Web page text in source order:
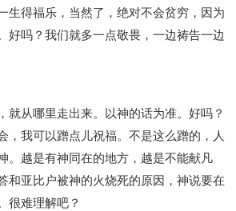
启示
研习会02 - 教会的牧养
会
研习会03 - 成为门徒特会
生得福乐，当然了，绝对不会贫穷，因为
好吗？我们就多一点敬畏，一边祷告一边
就从哪里走出来。以神的话为准。好吗？
，我可以蹭点儿祝福。不是这么蹭的，人
。越是有神同在的地方，越是不能献凡
和亚比户被神的火烧死的原因，神说要在
很难理解吧？